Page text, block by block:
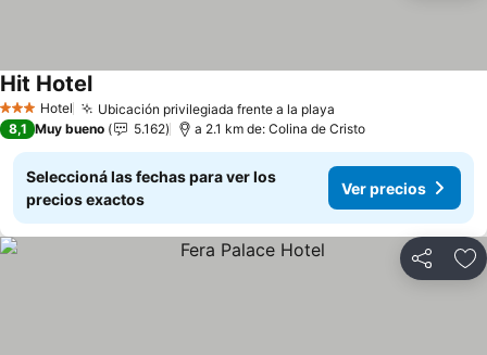
3 Estrellas
Hotel Ubicación privilegiada frente a la playa
Hit HotelVer precios
8,1 Muy bueno 5.162 a 2.1 km de: Colina de Cristo
Seleccioná las fechas para ver los
precios exactos
Ver precios
Compartir